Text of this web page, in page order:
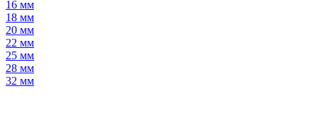
16 мм
18 мм
20 мм
22 мм
25 мм
28 мм
32 мм